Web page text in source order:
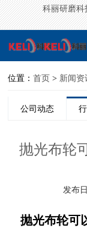
科丽研磨
位置：首页 > 新闻资
公司动态
抛光布轮
发布
抛光布轮可